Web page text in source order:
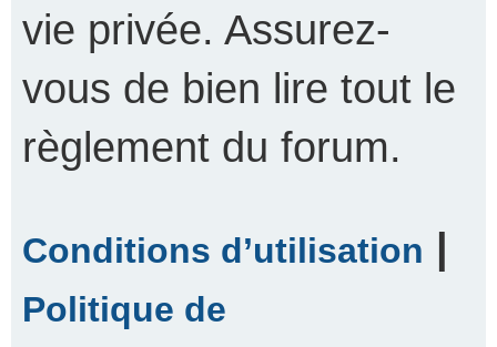
vie privée. Assurez-
vous de bien lire tout le
règlement du forum.
Conditions d’utilisation |
Politique de